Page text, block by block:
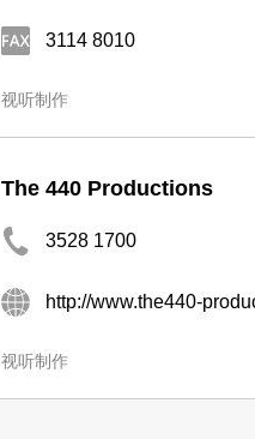
3114 8010
视听制作
The 440 Productions
3528 1700
http://www.the440-
视听制作